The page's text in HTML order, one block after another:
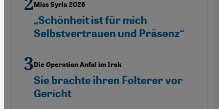
Miss Syria 2026
„Schönheit ist für mich
Selbstvertrauen und Präsenz“
Die Operation Anfal im Irak
Sie brachte ihren Folterer vor
Gericht